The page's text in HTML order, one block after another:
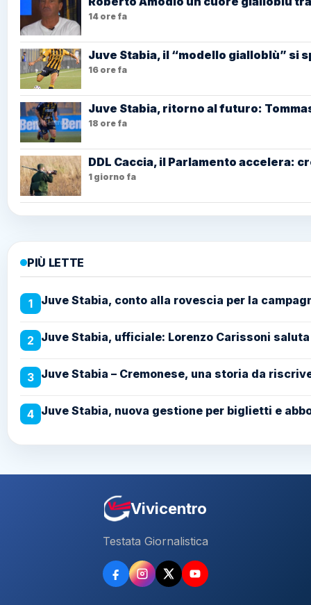
14 ore fa
Juve Stabia, il “modello gialloblù” si
16 ore fa
Juve Stabia, ritorno al futuro:
18 ore fa
DDL Caccia, il Parlamento accelera:
1 giorno fa
PIÙ LETTE
1 Juve Stabia, conto alla rovescia per la
2 Juve Stabia, ufficiale: Lorenzo Carissoni
3 Juve Stabia – Cremonese, una storia da
4 Juve Stabia, nuova gestione per biglietti e
Vivicentro
Testata Giornalistica